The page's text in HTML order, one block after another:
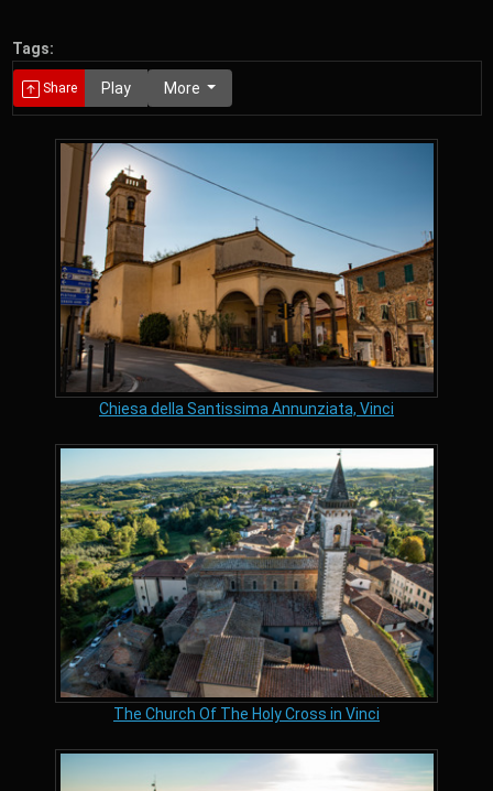
Tags:
Share Play More
Chiesa della Santissima Annunziata, Vinci
The Church Of The Holy Cross in Vinci